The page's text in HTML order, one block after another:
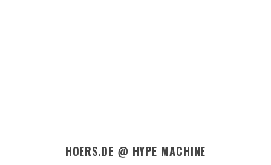
HOERS.DE @ HYPE MACHINE